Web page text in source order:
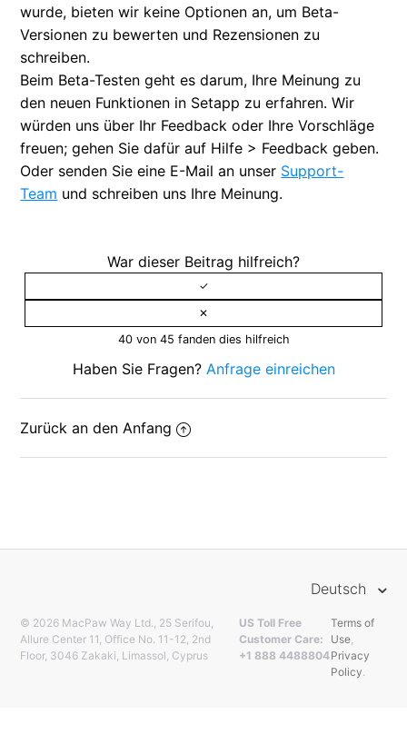
wurde, bieten wir keine Optionen an, um Beta-
Versionen zu bewerten und Rezensionen zu
schreiben.
Beim Beta-Testen geht es darum, Ihre Meinung zu
den neuen Funktionen in Setapp zu erfahren. Wir
würden uns über Ihr Feedback oder Ihre Vorschläge
freuen; gehen Sie dafür auf Hilfe > Feedback geben.
Oder senden Sie eine E-Mail an unser Support-
Team und schreiben uns Ihre Meinung.
War dieser Beitrag hilfreich?
40 von 45 fanden dies hilfreich
Haben Sie Fragen? Anfrage einreichen
Zurück an den Anfang
Deutsch
© 2026 MacPaw Way Ltd., 25 Serifou,
Allure Center 11, Office No. 11-12, 2nd
Floor, 3046 Zakaki, Limassol, Cyprus
US Toll Free
Customer Care:
+1 888 4488804
Terms of
Use
Privacy
Policy